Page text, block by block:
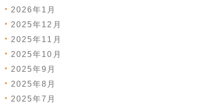
2026年1月
2025年12月
2025年11月
2025年10月
2025年9月
2025年8月
2025年7月